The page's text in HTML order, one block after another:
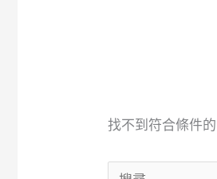
找不到符合條件
搜